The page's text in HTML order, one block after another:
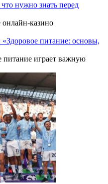
нужно знать перед
казино
«Здоровое питание: основы,
питание играет важную